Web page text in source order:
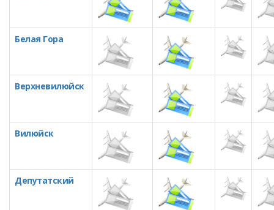
Белая Гора
Верхневилюйск
Вилюйск
Депутатский